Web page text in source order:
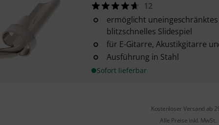
12
ermöglicht
blitzschnelles Slidespiel
für E-Gitarre, Akustikgitarre
Ausführung in Stahl
Sofort lieferbar
Kostenloser Versand ab
Alle Preise inkl. MwSt.